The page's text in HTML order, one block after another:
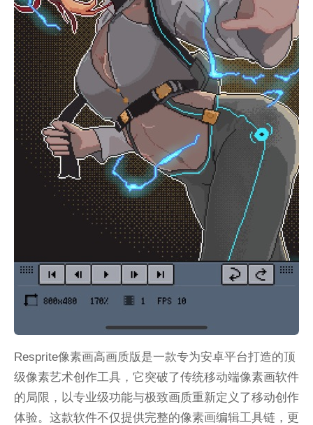
Resprite像素画高画质版是一款专为安卓平台打造的顶
级像素艺术创作工具，它突破了传统移动端像素画软件
的局限，以专业级功能与极致画质重新定义了移动创作
体验。这款软件不仅提供完整的像素画编辑工具链，更